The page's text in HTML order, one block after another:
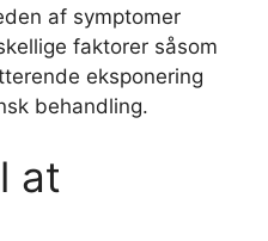
af ​​symptomer
faktorer såsom
eksponering
behandling.
at